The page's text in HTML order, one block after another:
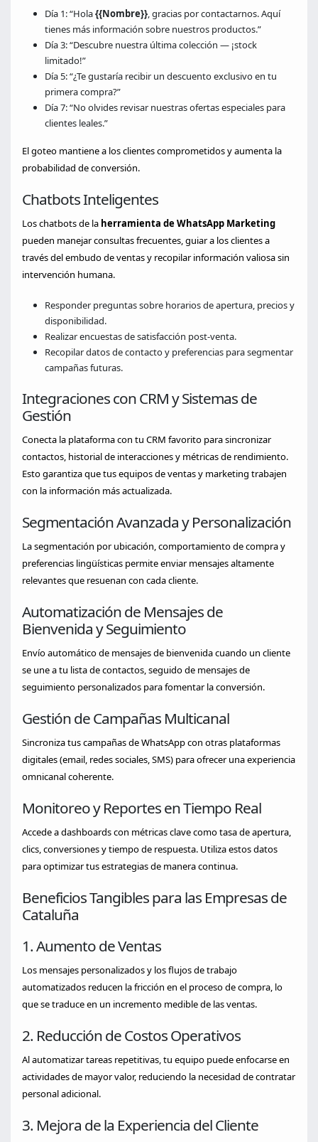
Día 1: “Hola{{Nombre}}, gracias por contactarnos. Aquí
tienes más información sobre nuestros productos.”
Día 3: “Descubre nuestra última colección — ¡stock
limitado!”
Día 5: “¿Te gustaría recibir un descuento exclusivo en tu
primera compra?”
Día 7: “No olvides revisar nuestras ofertas especiales para
clientes leales.”
El goteo mantiene a los clientes comprometidos y aumenta la
probabilidad de conversión.
Chatbots Inteligentes
Los chatbots de la herramienta de WhatsApp Marketing
pueden manejar consultas frecuentes, guiar a los clientes a
través del embudo de ventas y recopilar información valiosa sin
intervención humana.
Responder preguntas sobre horarios de apertura, precios y
disponibilidad.
Realizar encuestas de satisfacción post‑venta.
Recopilar datos de contacto y preferencias para segmentar
campañas futuras.
Integraciones con CRM y Sistemas de
Gestión
Conecta la plataforma con tu CRM favorito para sincronizar
contactos, historial de interacciones y métricas de rendimiento.
Esto garantiza que tus equipos de ventas y marketing trabajen
con la información más actualizada.
Segmentación Avanzada y Personalización
La segmentación por ubicación, comportamiento de compra y
preferencias lingüísticas permite enviar mensajes altamente
relevantes que resuenan con cada cliente.
Automatización de Mensajes de
Bienvenida y Seguimiento
Envío automático de mensajes de bienvenida cuando un cliente
se une a tu lista de contactos, seguido de mensajes de
seguimiento personalizados para fomentar la conversión.
Gestión de Campañas Multicanal
Sincroniza tus campañas de WhatsApp con otras plataformas
digitales (email, redes sociales, SMS) para ofrecer una experiencia
omnicanal coherente.
Monitoreo y Reportes en Tiempo Real
Accede a dashboards con métricas clave como tasa de apertura,
clics, conversiones y tiempo de respuesta. Utiliza estos datos
para optimizar tus estrategias de manera continua.
Beneficios Tangibles para las Empresas de
Cataluña
1. Aumento de Ventas
Los mensajes personalizados y los flujos de trabajo
automatizados reducen la fricción en el proceso de compra, lo
que se traduce en un incremento medible de las ventas.
2. Reducción de Costos Operativos
Al automatizar tareas repetitivas, tu equipo puede enfocarse en
actividades de mayor valor, reduciendo la necesidad de contratar
personal adicional.
3. Mejora de la Experiencia del Cliente